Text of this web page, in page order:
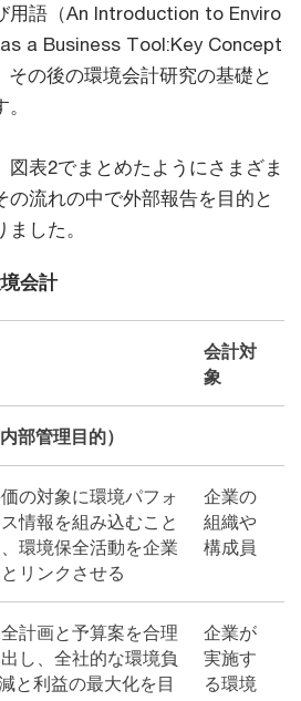
用語（An Introduction to Enviro
a Business Tool:Key Concept
の後の環境会計研究の基礎と
図表2でまとめたようにさまざま
の流れの中で外部報告を目的と
した。
会計
会計対
象
内部管理目的）
の対象に環境パフォ
情報を組み込むこと
環境保全活動を企業
リンクさせる
企業の
組織や
構成員
計画と予算案を合理
し、全社的な環境負
と利益の最大化を目
企業が
実施す
る環境